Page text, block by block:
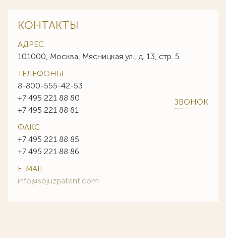
КОНТАКТЫ
АДРЕС
101000, Москва, Мясницкая ул., д. 13, стр. 5
ТЕЛЕФОНЫ
8-800-555-42-53
+7 495 221 88 80
+7 495 221 88 81
ЗВОНОК
ФАКС
+7 495 221 88 85
+7 495 221 88 86
E-MAIL
info@sojuzpatent.com